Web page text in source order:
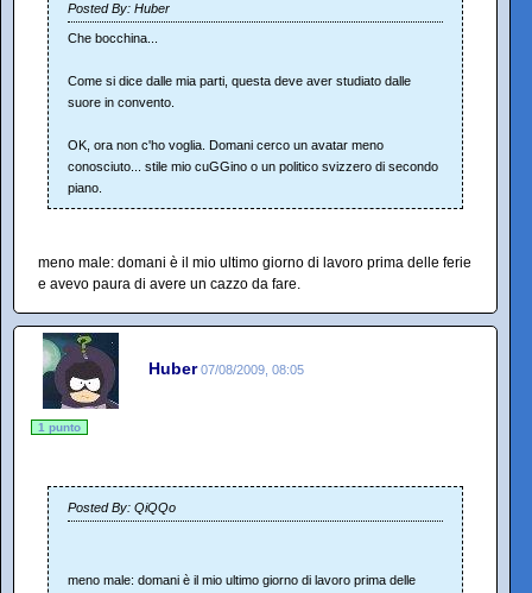
Posted By: Huber
Che bocchina...
Come si dice dalle mia parti, questa deve aver studiato dalle
suore in convento.
OK, ora non c'ho voglia. Domani cerco un avatar meno
conosciuto... stile mio cuGGino o un politico svizzero di secondo
piano.
meno male: domani è il mio ultimo giorno di lavoro prima delle ferie
e avevo paura di avere un cazzo da fare.
Huber 07/08/2009, 08:05
1 punto
Posted By: QiQQo
meno male: domani è il mio ultimo giorno di lavoro prima delle